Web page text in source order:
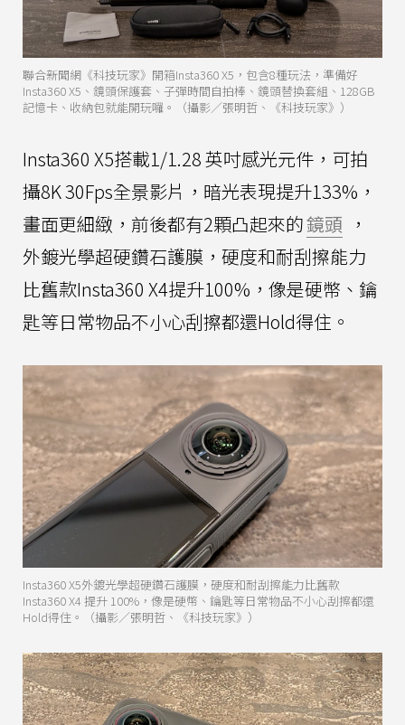
聯合新聞網《科技玩家》開箱Insta360 X5，包含8種玩法，準備好
Insta360 X5、鏡頭保護套、子彈時間自拍棒、鏡頭替換套組、128GB
記憶卡、收納包就能開玩囉。（攝影／張明哲、《科技玩家》）
Insta360 X5搭載1/1.28 英吋感光元件，可拍
攝8K 30Fps全景影片，暗光表現提升133%，
畫面更細緻，前後都有2顆凸起來的鏡頭 ，
外鍍光學超硬鑽石護膜，硬度和耐刮擦能力
比舊款Insta360 X4提升100%，像是硬幣、鑰
匙等日常物品不小心刮擦都還Hold得住。
Insta360 X5外鍍光學超硬鑽石護膜，硬度和耐刮擦能力比舊款
Insta360 X4 提升 100%，像是硬幣、鑰匙等日常物品不小心刮擦都還
Hold得住。（攝影／張明哲、《科技玩家》）